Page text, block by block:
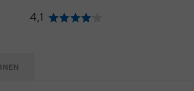
4,1 Bewertung: